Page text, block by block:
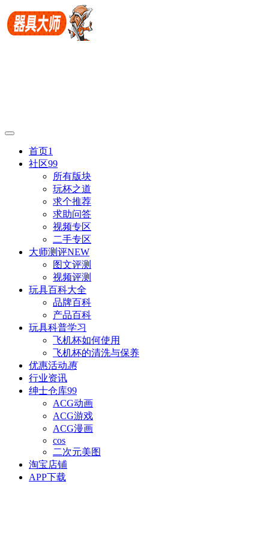
首页1
社区99
所有版块
玩杯之道
求个推荐
求助问答
视频专区
二手专区
大师测评NEW
图文评测
视频评测
玩具百科大全
品牌百科
产品百科
玩具科普学习
飞机杯如何使用
飞机杯的清洗与保养
优惠活动惠
行业资讯
绅士仓库99
ACG动画
ACG游戏
ACG漫画
cos
二次元美图
淘宝店铺
APP下载